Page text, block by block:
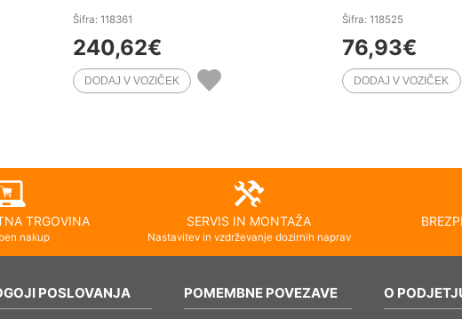
Šifra: 118361
240,62€
Šifra: 118525
76,93€
TRGOVINA
nakup
SERVIS IN MONTAŽA
Nastavitev in vzdrževanje dozirnih naprav
POSLOVANJA POMEMBNE POVEZAVE O